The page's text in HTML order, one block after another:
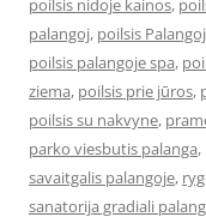
poilsis nidoje kainos,
palangoj, poilsis
poilsis palangoje spa,
ziema, poilsis prie jūros,
poilsis su nakvyne,
parko viesbutis palanga,
savaitgalis palangoje,
sanatorija gradiali